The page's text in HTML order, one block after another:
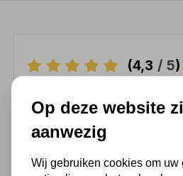
(4,3 / 5)
Chat met ons van
Voor 16.00 u
verzonden
(Technische)
Op deze website
aanwezig
Wij gebruiken cookies om uw